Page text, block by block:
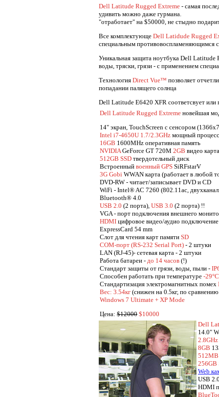
Dell Latitude Rugged Extreme - самая
удивить можно даже гурмана.
"отработает" на $50000, не стыдно
Все комплектующе Dell Latidude Rugged
специальным противовоспламеняющимся
Уникальная защита ноутбука Dell
воды, тряски, грязи - с применением
Технология Direct Vue™ позволяет
попадании палящего солнца
Dell Latitude E6420 XFR соответсвует
Dell Latitude Rugged Extreme новейшая
14" экран, TouchScreen с сенсором
Intel i7-4650U 1.7/2.3GHz мощный
16GB 1600MHz оперативная память
NVIDIAGeForce GT 720M 2GB видео карта
512GB SSD твердотельный диск
Встроенный военный GPS SiRFstarV
3G Gobi WWAN карта (работает в любой
DVD-RW - читает/записывает DVD и CD
WiFi - Intel® AC 7260 (802.11ac,
Bluetooth® 4.0
USB 2.0 (2 порта), USB 3.0 (2 порта) !!
VGA - порт подключения внешнего
HDMI цифровое видео/аудио подключение
ExpressCard 54 mm
Cлот для чтения карт памяти SD
COM-порт (RS-232 Serial Port) - 2 штуки
LAN (RJ-45)- сетевая карта - 2 штуки
Работа батареи - до 14 часов (!)
Стандарт защиты от грязи, воды, пыли -
Способен работать при температуре -
Стандартизация электромагнитных помех
Вес: 3.54кг (снижен на 0.5кг, по
Windows 7 Ultimate + XP Mode
Цена: $12000 $10000
Dell
14.0"
8GB
256GB
Web
USB
HDMI